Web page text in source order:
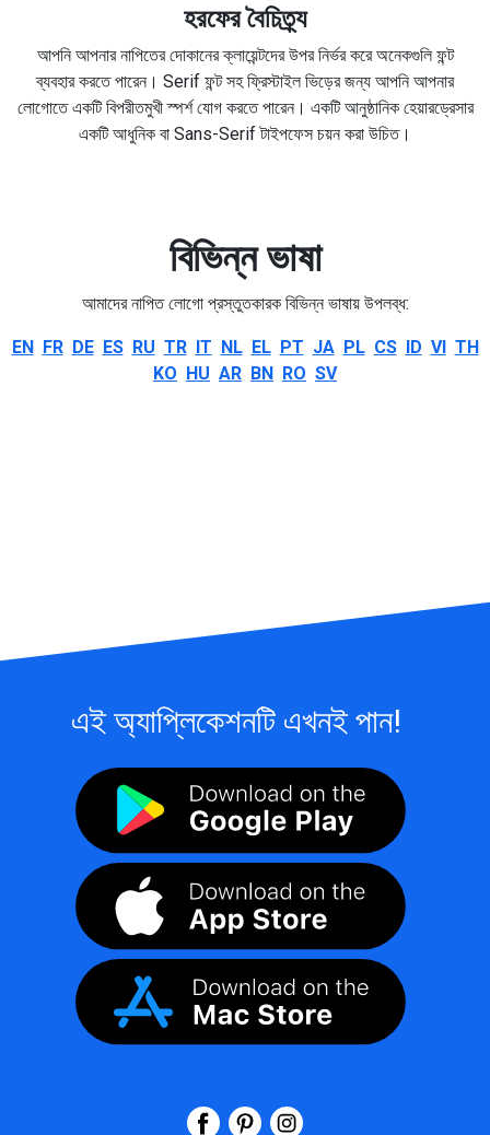
হরফের বৈচিত্র্য
আপনি আপনার নাপিতের দোকানের ক্লায়েন্টদের উপর নির্ভর করে অনেকগুলি ফন্ট
ব্যবহার করতে পারেন। Serif ফন্ট সহ ফ্রিস্টাইল ভিড়ের জন্য আপনি আপনার
লোগোতে একটি বিপরীতমুখী স্পর্শ যোগ করতে পারেন। একটি আনুষ্ঠানিক হেয়ারড্রেসার
একটি আধুনিক বা Sans-Serif টাইপফেস চয়ন করা উচিত।
বিভিন্ন ভাষা
আমাদের নাপিত লোগো প্রস্তুতকারক বিভিন্ন ভাষায় উপলব্ধ:
EN FR DE ES RU TR IT NL EL PT JA PL CS ID VI TH
KO HU AR BN RO SV
এই অ্যাপ্লিকেশনটি এখনই পান!